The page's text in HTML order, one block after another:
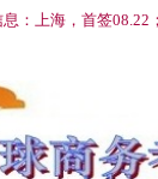
：上海，首签08.22